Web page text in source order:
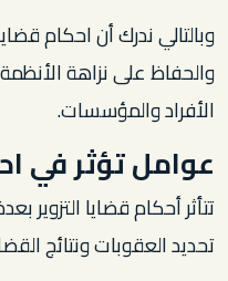
وبالتالي ندرك أن احكام
والحفاظ على نزاهة الأنظمة
الأفراد والمؤسسات.
عوامل تؤثر في
تتأثر أحكام قضايا التزوير
تحديد العقوبات ونتائج